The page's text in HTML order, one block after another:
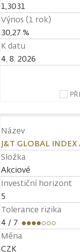
1,3031
Výnos (1 rok)
30,27 %
K datu
4. 8. 2026
Název
J&T GLOBAL INDEX
Složka
Akciové
Investiční horizont
5
Tolerance rizika
4 / 7
Měna
CZK